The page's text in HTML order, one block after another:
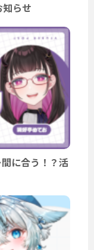
らせ
に合う！？活